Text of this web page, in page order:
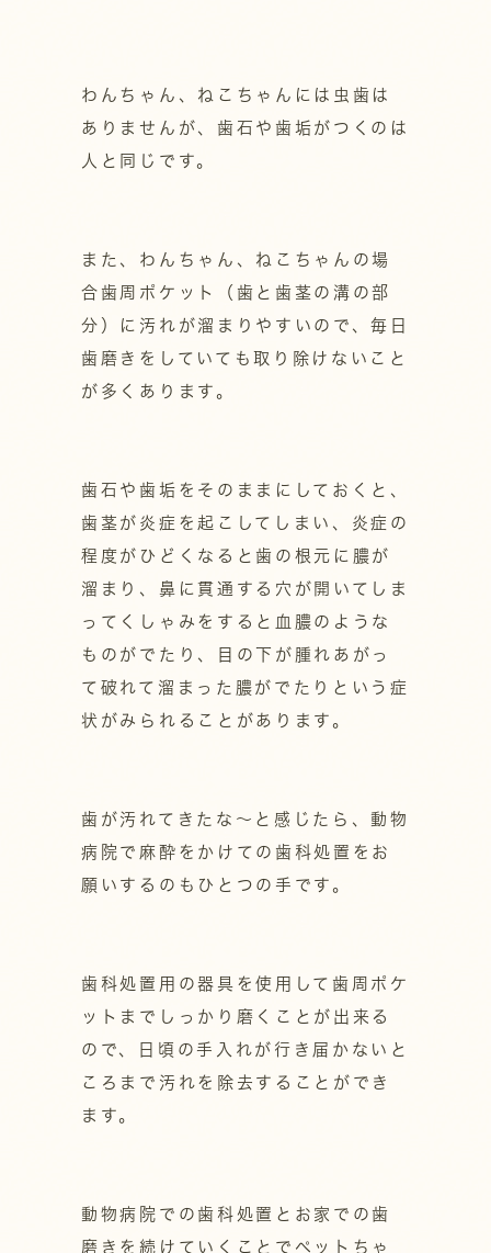
わんちゃん、ねこちゃんには虫歯は
ありませんが、歯石や歯垢がつくのは
人と同じです。
また、わんちゃん、ねこちゃんの場
合歯周ポケット（歯と歯茎の溝の部
分）に汚れが溜まりやすいので、毎日
歯磨きをしていても取り除けないこと
が多くあります。
歯石や歯垢をそのままにしておくと、
歯茎が炎症を起こしてしまい、炎症の
程度がひどくなると歯の根元に膿が
溜まり、鼻に貫通する穴が開いてしま
ってくしゃみをすると血膿のような
ものがでたり、目の下が腫れあがっ
て破れて溜まった膿がでたりという症
状がみられることがあります。
歯が汚れてきたな～と感じたら、動物
病院で麻酔をかけての歯科処置をお
願いするのもひとつの手です。
歯科処置用の器具を使用して歯周ポケ
ットまでしっかり磨くことが出来る
ので、日頃の手入れが行き届かないと
ころまで汚れを除去することができ
ます。
動物病院での歯科処置とお家での歯
磨きを続けていくことでペットちゃ